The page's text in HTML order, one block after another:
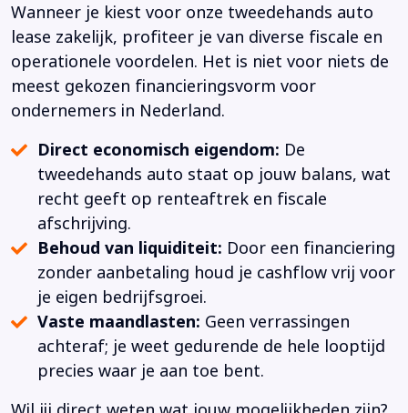
Wanneer je kiest voor onze tweedehands auto
lease zakelijk, profiteer je van diverse fiscale en
operationele voordelen. Het is niet voor niets de
meest gekozen financieringsvorm voor
ondernemers in Nederland.
Direct economisch eigendom: De
tweedehands auto staat op jouw balans, wat
recht geeft op renteaftrek en fiscale
afschrijving.
Behoud van liquiditeit: Door een financiering
zonder aanbetaling houd je cashflow vrij voor
je eigen bedrijfsgroei.
Vaste maandlasten: Geen verrassingen
achteraf; je weet gedurende de hele looptijd
precies waar je aan toe bent.